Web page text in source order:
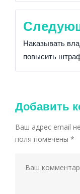
Наказывать
повысить
Добавить
Ваш адрес email
поля помечены *